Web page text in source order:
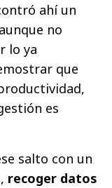
ahí un
no
lo ya
que
es
salto con un
recoger datos